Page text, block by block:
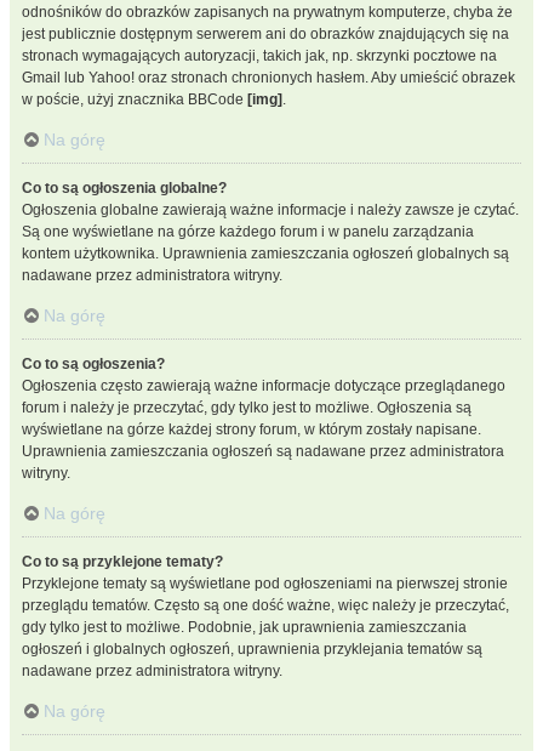
odnośników do obrazków zapisanych na prywatnym komputerze, chyba że
jest publicznie dostępnym serwerem ani do obrazków znajdujących się na
stronach wymagających autoryzacji, takich jak, np. skrzynki pocztowe na
Gmail lub Yahoo! oraz stronach chronionych hasłem. Aby umieścić obrazek
w poście, użyj znacznika BBCode [img] .
Na górę
Co to są ogłoszenia globalne?
Ogłoszenia globalne zawierają ważne informacje i należy zawsze je czytać.
Są one wyświetlane na górze każdego forum i w panelu zarządzania
kontem użytkownika. Uprawnienia zamieszczania ogłoszeń globalnych są
nadawane przez administratora witryny.
Na górę
Co to są ogłoszenia?
Ogłoszenia często zawierają ważne informacje dotyczące przeglądanego
forum i należy je przeczytać, gdy tylko jest to możliwe. Ogłoszenia są
wyświetlane na górze każdej strony forum, w którym zostały napisane.
Uprawnienia zamieszczania ogłoszeń są nadawane przez administratora
witryny.
Na górę
Co to są przyklejone tematy?
Przyklejone tematy są wyświetlane pod ogłoszeniami na pierwszej stronie
przeglądu tematów. Często są one dość ważne, więc należy je przeczytać,
gdy tylko jest to możliwe. Podobnie, jak uprawnienia zamieszczania
ogłoszeń i globalnych ogłoszeń, uprawnienia przyklejania tematów są
nadawane przez administratora witryny.
Na górę